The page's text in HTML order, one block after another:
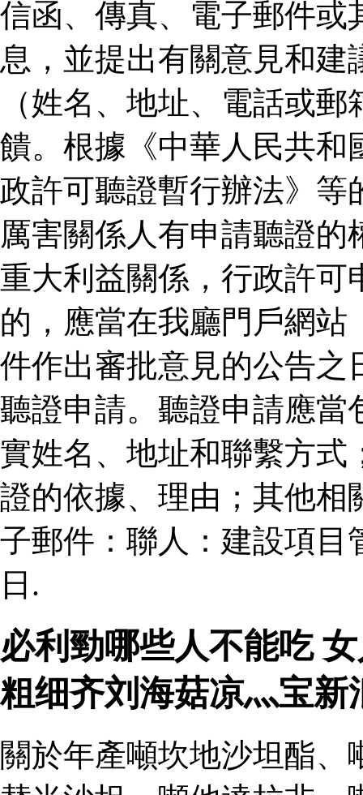
信函、傳真、電子郵件或
息，並提出有關意見和
（姓名、地址、電話或
饋。根據《中華人民共和
政許可聽證暫行辦法》等
厲害關係人有申請聽證
重大利益關係，行政許可
的，應當在我廳門戶網
件作出審批意見的公告之
聽證申請。聽證申請應當
實姓名、地址和聯繫方式
證的依據、理由；其他相
子郵件：聯人：建設項目
日.
必利勁哪些人不能吃
粗细齐刘海菇凉灬宝新
關於年產噸坎地沙坦酯